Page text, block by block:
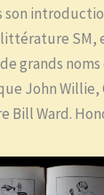
son
SM,
grands
John Willie,
Bill Ward.